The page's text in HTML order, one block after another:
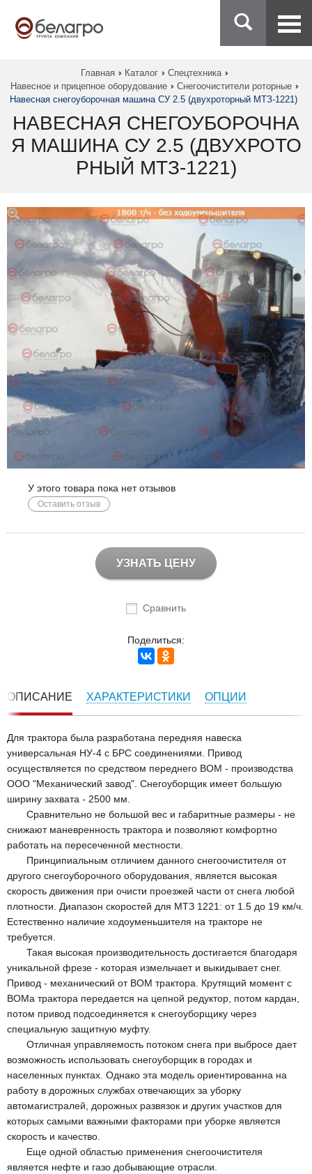
Главная Каталог
Спецтехника
Навесное и прицепное оборудование
Снегоочистители роторные
Навесная снегоуборочная машина СУ 2.5 (двухроторный МТЗ-1221)
НАВЕСНАЯ СНЕГОУБОРОЧНА
Я МАШИНА СУ 2.5 (ДВУХРОТО
РНЫЙ МТЗ-1221)
У этого товара пока нет отзывов
Оставить отзыв
УЗНАТЬ ЦЕНУ
Сравнить
Поделиться:
ОПИСАНИЕ ХАРАКТЕРИСТИКИ ОПЦИИ
Для трактора была разработана передняя навеска
универсальная НУ-4 с БРС соединениями. Привод
осуществляется по средством переднего ВОМ - производства
ООО "Механический завод". Снегоуборщик имеет большую
ширину захвата - 2500 мм.
Сравнительно не большой вес и габаритные размеры - не
снижают маневренность трактора и позволяют комфортно
работать на пересеченной местности.
Принципиальным отличием данного снегоочистителя от
другого снегоуборочного оборудования, является высокая
скорость движения при очисти проезжей части от снега любой
плотности. Диапазон скоростей для МТЗ 1221: от 1.5 до 19 км/ч.
Естественно наличие ходоуменьшителя на тракторе не
требуется.
Такая высокая производительность достигается благодаря
уникальной фрезе - которая измельчает и выкидывает снег.
Привод - механический от ВОМ трактора. Крутящий момент с
ВОМа трактора передается на цепной редуктор, потом кардан,
потом привод подсоединяется к снегоуборщику через
специальную защитную муфту.
Отличная управляемость потоком снега при выбросе дает
возможность использовать снегоуборщик в городах и
населенных пунктах. Однако эта модель ориентированна на
работу в дорожных службах отвечающих за уборку
автомагистралей, дорожных развязок и других участков для
которых самыми важными факторами при уборке является
скорость и качество.
Еще одной областью применения снегоочистителя
является нефте и газо добывающие отрасли.